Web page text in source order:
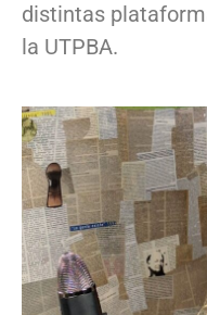
distintas
la UTPBA.